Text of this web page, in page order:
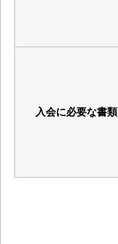
入会に必要な書類